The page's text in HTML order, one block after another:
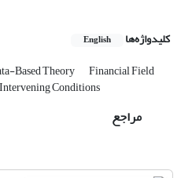
کلیدواژه‌ها English
Based Theory Financial Field
Intervening Conditions
مراجع